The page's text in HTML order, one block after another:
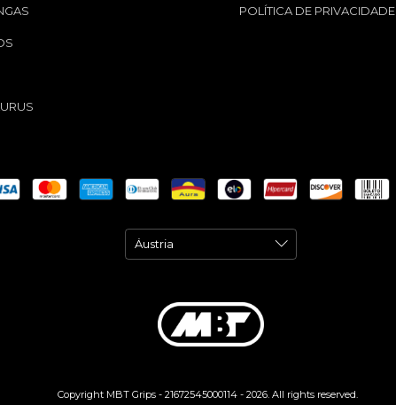
POLÍTICA DE PRIVACIDADE
Copyright MBT Grips - 21672545000114 - 2026. All rights reserved.